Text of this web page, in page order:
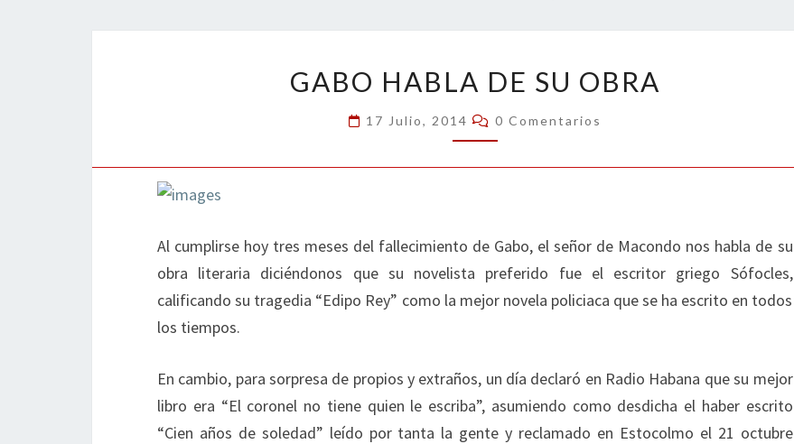
HABLA
DE
SU
OBRA
GABO HABLA DE SU OBRA
17 Julio, 2014 Comentarios
0 Comentarios
Al cumplirse hoy tres meses del fallecimiento de Gabo, el señor de Macondo nos habla de su
obra literaria diciéndonos que su novelista preferido fue el escritor griego Sófocles,
calificando su tragedia “Edipo Rey” como la mejor novela policiaca que se ha escrito en todos
los tiempos.
En cambio, para sorpresa de propios y extraños, un día declaró en Radio Habana que su mejor
libro era “El coronel no tiene quien le escriba”, asumiendo como desdicha el haber escrito
“Cien años de soledad” leído por tanta la gente y reclamado en Estocolmo el 21 octubre